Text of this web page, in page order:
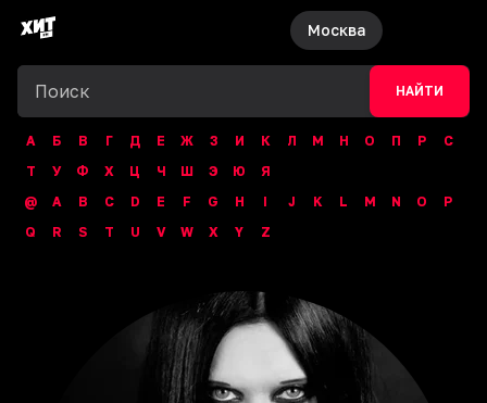
Москва
НАЙТИ
А Б В Г Д Е Ж З И К Л М Н О П Р
С
Т
У Ф Х Ц Ч Ш Э Ю
Я
@
A B C D E F G H I J K L M N O
P
Q
R S T U V W X Y Z